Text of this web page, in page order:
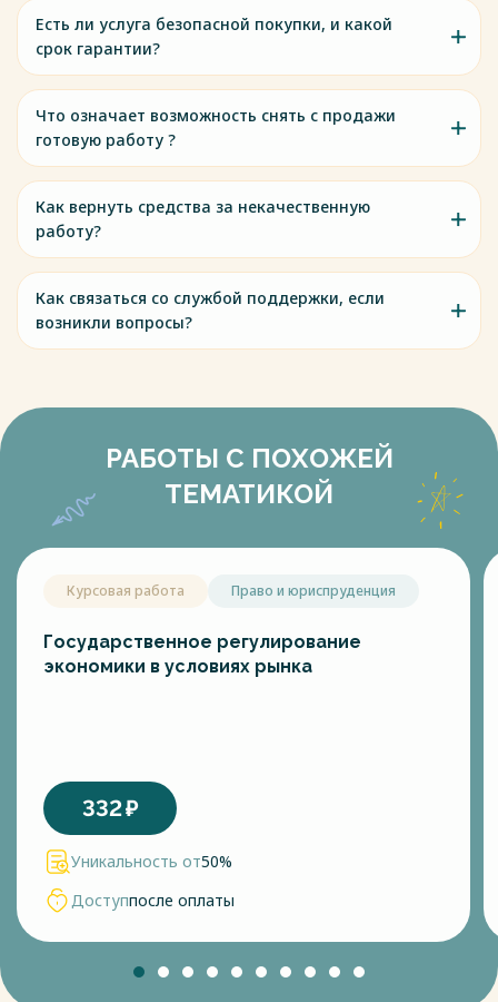
Есть ли услуга безопасной покупки, и какой
срок гарантии?
Что означает возможность снять с продажи
готовую работу ?
Как вернуть средства за некачественную
работу?
Как связаться со службой поддержки, если
возникли вопросы?
РАБОТЫ С ПОХОЖЕЙ
ТЕМАТИКОЙ
Курсовая работа Право и юриспруденция
Государственное регулирование
экономики в условиях рынка
332₽
Уникальность от50%
Доступпосле оплаты